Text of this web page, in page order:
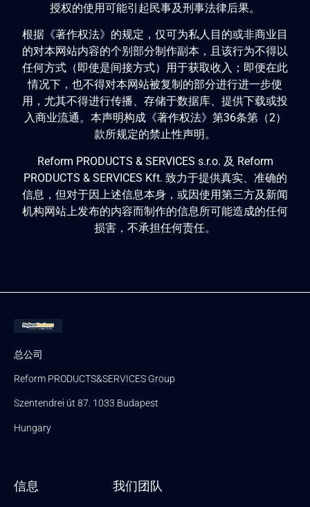
授权的使用可能引起民事及刑事法律后果。
根据《著作权法》的规定，仅可为私人目的或非商业目
的对本网站内容的个别部分制作副本，且该行为不得以
任何方式（即使是间接方式）用于获取收入；即便在此
情况下，也不得对本网站被复制的部分进行进一步使
用，尤其不得进行传播、存储于数据库、提供下载或投
入商业流通。本声明构成《著作权法》第36条第（2）
款所规定的禁止性声明。
Reform PRODUCTS & SERVICES s.r.o. 及 Reform
PRODUCTS & SERVICES Kft. 致力于提供真实、准确的
信息，但对于因上述信息本身，或因使用第三方及新闻
机构网站上发布的内容而制作的信息所可能造成的任何
损害，不承担任何责任。
总公司
Reform PRODUCTS&SERVICES Group
Szentendrei út 87. 1033 Budapest
Hungary
信息 我们团队